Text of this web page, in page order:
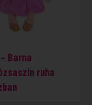
Barna
ruha